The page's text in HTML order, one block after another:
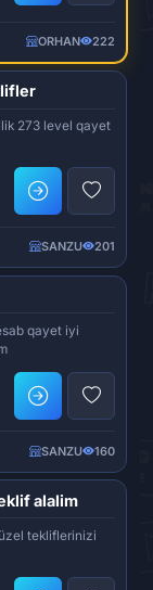
ORHAN 222
273 level qayet
SANZU 201
qayet iyi
SANZU 160
alalim
tekliflerinizi